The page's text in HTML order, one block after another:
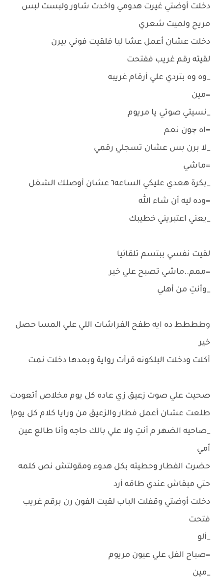
دخلت أوضتي غيرت هدومي واخدت شاور ولبست لبس
مريح ولميت شعري
دخلت عشان أعمل عشا ليا فلقيت فوني بيرن
لقيته رقم غريب ففتحت
_وه وه بتردي علي أرقام غريبه
=مين
_نسيتي صوتي يا مريوم
=اه چون نعم
_لا برن بس عشان تسجلي رقمي
=ماشي
_بكرة هعدي عليكي الساعه٦ عشان أوصلك الشغل
=وده ليه أن شاء الله
_يعني اعتبريني خطيبك
لقيت نفسي ببتسم تلقائيا
=ممم..ماشي تصبح علي خير
_وأنتِ من أهلي
وطططط ده ايه طفح الفراشات اللي علي المسا حصل
خير
أكلت ودخلت البلكونه قرأت رواية وبعدها دخلت نمت
صحيت علي صوت زعيق زي عاده كل يوم مخلاص أتعودت
طلعت عشان أعمل فطار والزعيق من ورايا كلام كل يوم!
_صاحيه الضهر م أنتِ ولا علي بالك حاجه وأنا طالع عين
أمي
حضرت الفطار وحطيته بكل هدوء ومقولتش نص كلمه
حتي مبقاش عندي طاقه أرد
دخلت أوضتي وقفلت الباب لقيت الفون رن برقم غريب
فتحت
_ألو
=صباح الفل علي عيون مريوم
_مين